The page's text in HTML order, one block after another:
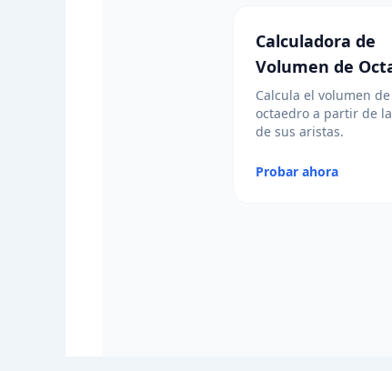
Calculadora de
Volumen de
Calcula el volumen
octaedro a partir de
de sus aristas.
Probar ahora